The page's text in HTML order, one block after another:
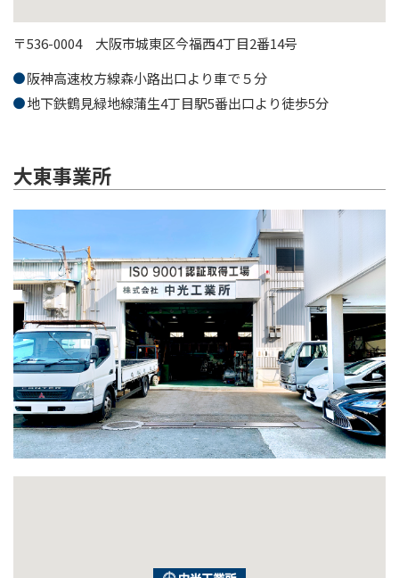
〒536-0004 大阪市城東区今福西4丁目2番14号
阪神高速枚方線森小路出口より車で５分
地下鉄鶴見緑地線蒲生4丁目駅5番出口より徒歩5分
大東事業所